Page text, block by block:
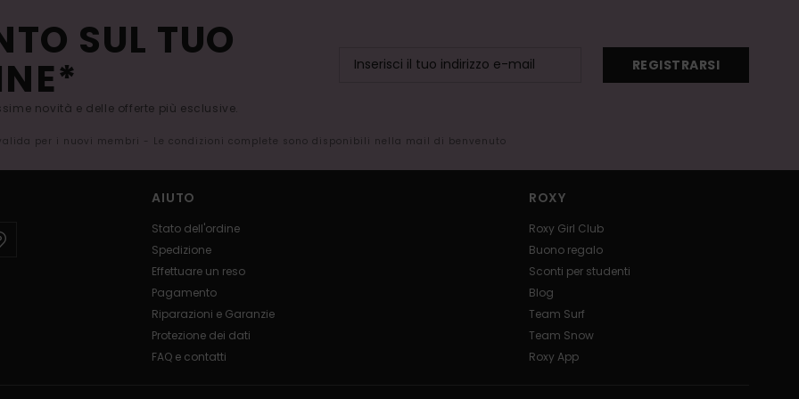
SUL TUO
novità e delle offerte più esclusive.
REGISTRARSI
per i nuovi membri - Le condizioni complete sono disponibili nella mail di benvenuto
AIUTO
Stato dell'ordine
Spedizione
Effettuare un reso
Pagamento
Riparazioni e Garanzie
Protezione dei dati
FAQ e contatti
ROXY
Roxy Girl Club
Buono regalo
Sconti per studenti
Blog
Team Surf
Team Snow
Roxy App